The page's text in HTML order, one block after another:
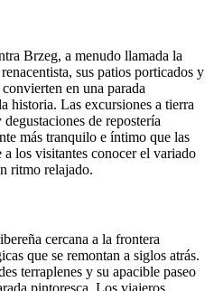
Brzeg, a menudo llamada la
sus patios porticados y
en una parada
historia. Las excursiones a tierra
de repostería
más tranquilo e íntimo que las
los visitantes conocer el variado
ritmo relajado.
cercana a la frontera
que se remontan a siglos atrás.
terraplenes y su apacible paseo